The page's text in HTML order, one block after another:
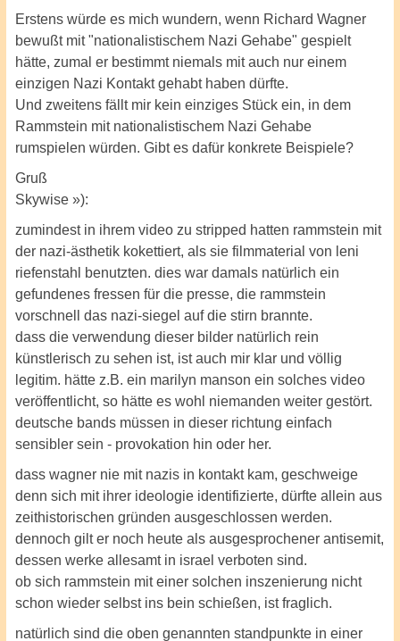
Erstens würde es mich wundern, wenn Richard Wagner
bewußt mit "nationalistischem Nazi Gehabe" gespielt
hätte, zumal er bestimmt niemals mit auch nur einem
einzigen Nazi Kontakt gehabt haben dürfte.
Und zweitens fällt mir kein einziges Stück ein, in dem
Rammstein mit nationalistischem Nazi Gehabe
rumspielen würden. Gibt es dafür konkrete Beispiele?
Gruß
Skywise »):
zumindest in ihrem video zu stripped hatten rammstein mit
der nazi-ästhetik kokettiert, als sie filmmaterial von leni
riefenstahl benutzten. dies war damals natürlich ein
gefundenes fressen für die presse, die rammstein
vorschnell das nazi-siegel auf die stirn brannte.
dass die verwendung dieser bilder natürlich rein
künstlerisch zu sehen ist, ist auch mir klar und völlig
legitim. hätte z.B. ein marilyn manson ein solches video
veröffentlicht, so hätte es wohl niemanden weiter gestört.
deutsche bands müssen in dieser richtung einfach
sensibler sein - provokation hin oder her.
dass wagner nie mit nazis in kontakt kam, geschweige
denn sich mit ihrer ideologie identifizierte, dürfte allein aus
zeithistorischen gründen ausgeschlossen werden.
dennoch gilt er noch heute als ausgesprochener antisemit,
dessen werke allesamt in israel verboten sind.
ob sich rammstein mit einer solchen inszenierung nicht
schon wieder selbst ins bein schießen, ist fraglich.
natürlich sind die oben genannten standpunkte in einer